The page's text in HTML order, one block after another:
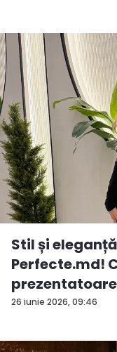
26 iunie 2026, 09:46
Stil și
Perfecte.md!